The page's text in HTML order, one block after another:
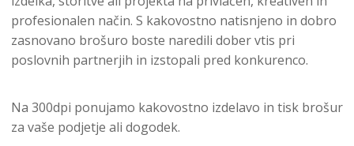
profesionalen način. S kakovostno natisnjeno in dobro
zasnovano brošuro boste naredili dober vtis pri
poslovnih partnerjih in izstopali pred konkurenco.
Na 300dpi ponujamo kakovostno izdelavo in tisk brošur
za vaše podjetje ali dogodek.